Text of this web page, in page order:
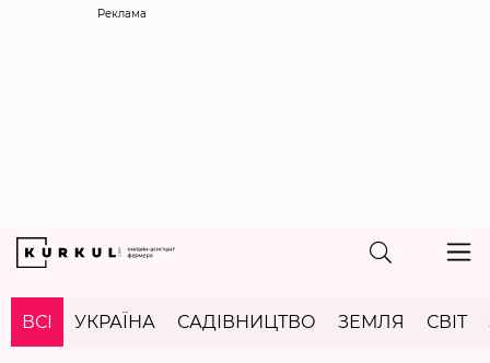
Реклама
ВСІ УКРАЇНА САДІВНИЦТВО ЗЕМЛЯ СВІТ